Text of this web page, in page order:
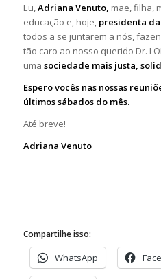
Eu,Adriana Venuto, mãe, filha,
educação e, hoje, presidenta da
todos a se juntarem a nós,
tão caro ao nosso querido Dr.
uma sociedade mais justa,
Espero vocês nas nossas
últimos sábados do mês.
Até breve!
Adriana Venuto
Compartilhe isso:
WhatsApp